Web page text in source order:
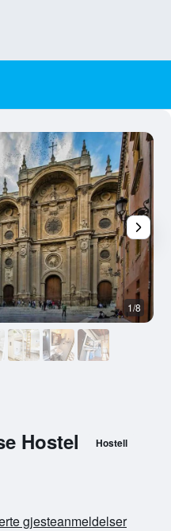
Hostel Hostell
gjesteanmeldelser
1/8